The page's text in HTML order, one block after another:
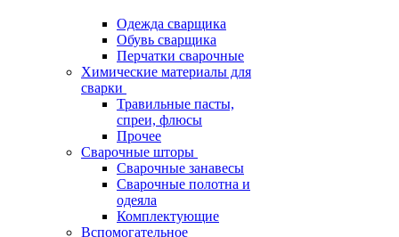
Одежда сварщика
Обувь сварщика
Перчатки сварочные
Химические материалы для
сварки
Травильные пасты,
спреи, флюсы
Прочее
Сварочные шторы
Сварочные занавесы
Сварочные полотна и
одеяла
Комплектующие
Вспомогательное